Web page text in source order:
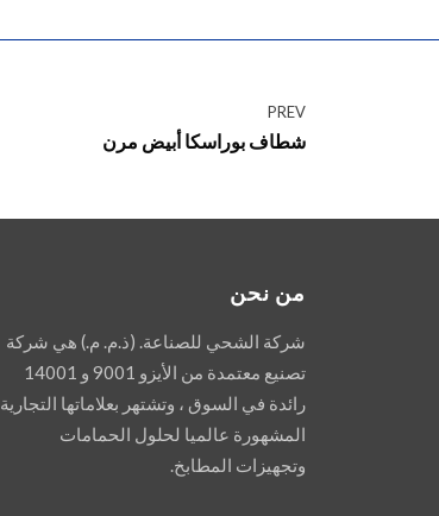
PREV
شطاف بوراسكا أبيض مرن
من نحن
شركة الشحي للصناعة. (ذ.م. م.) هي شركة
تصنيع معتمدة من الأيزو 9001 و 14001
رائدة في السوق ، وتشتهر بعلاماتها التجارية
المشهورة عالميا لحلول الحمامات
وتجهيزات المطابخ.